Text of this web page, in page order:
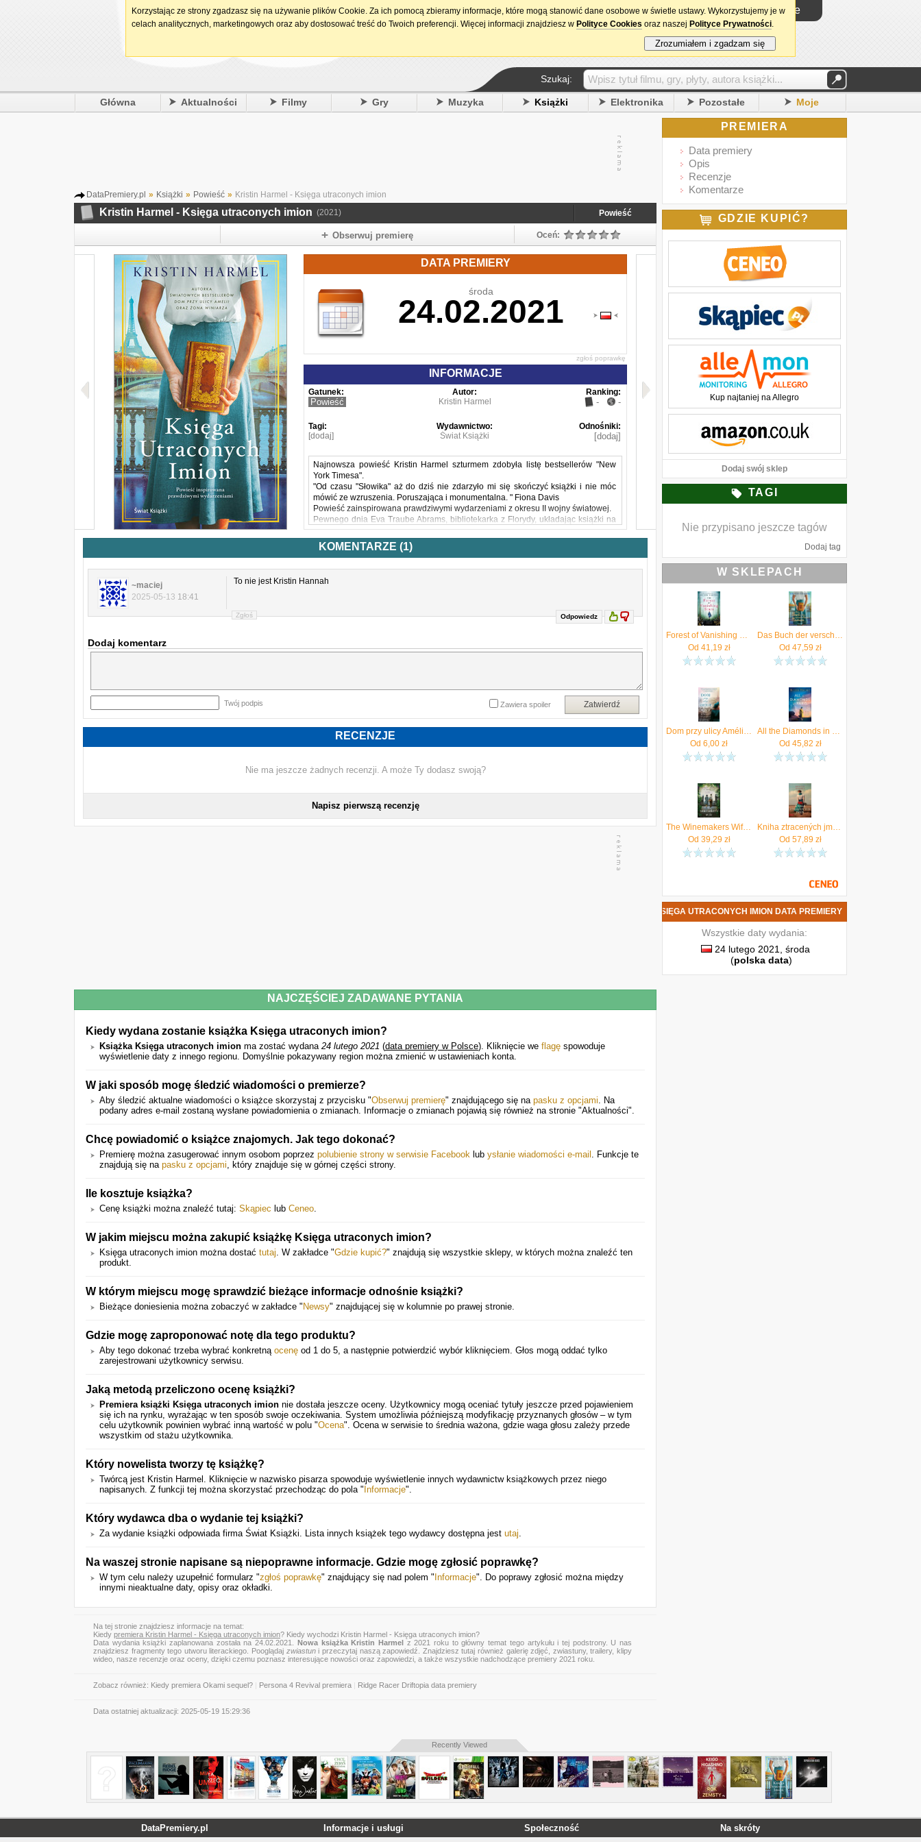
15. urodziny DataPremiery.pl Logowanie
Szukaj:
Główna Aktualności Filmy Gry Muzyka Książki Elektronika Pozostałe Moje
DataPremiery.pl » Książki » Powieść » Kristin Harmel - Księga utraconych imion
Kristin Harmel - Księga utraconych imion (2021) Powieść
Obserwuj premierę Oceń:
DATA PREMIERY
środa
24.02.2021
zgłoś poprawkę
INFORMACJE
Gatunek:
Powieść
Autor:
Kristin Harmel
Ranking:
- -
Tagi:
[dodaj]
Wydawnictwo:
Świat Książki
Odnośniki:
[dodaj]
Najnowsza powieść Kristin Harmel szturmem zdobyła listę bestsellerów "New
York Timesa".
"Od czasu "Słowika" aż do dziś nie zdarzyło mi się skończyć książki i nie móc
mówić ze wzruszenia. Poruszająca i monumentalna. " Fiona Davis
Powieść zainspirowana prawdziwymi wydarzeniami z okresu II wojny światowej.
Pewnego dnia Eva Traube Abrams, bibliotekarka z Florydy, układając książki na
półkach zauważa w gazecie niezwykłe zdjęcie. Zamiera... zdjęcie przedstawia
książkę, której nie widziała od 65 lat. To dzieło to "Księga utraconych imion".
Artykuł opowiada o szabrowaniu bibliotek przez nazistów w Europie podczas II
tekst religijny, który ponoć zniknął z Francji w czasie wojny, to niezwykle ciekawy
potrafią go złamać, ani nie wiedzą, skąd się wziął.
KOMENTARZE (1)
~maciej
2025-05-13 18:41
To nie jest Kristin Hannah
Zgłoś Odpowiedz
Dodaj komentarz
Twój podpis Zatwierdź
Zawiera spoiler
RECENZJE
Nie ma jeszcze żadnych recenzji. A może Ty dodasz swoją?
Napisz pierwszą recenzję
NAJCZĘŚCIEJ ZADAWANE PYTANIA
Kiedy wydana zostanie książka Księga utraconych imion?
Książka Księga utraconych imion ma zostać wydana 24 lutego 2021 (data premiery w Polsce). Kliknięcie we flagę spowoduje
wyświetlenie daty z innego regionu. Domyślnie pokazywany region można zmienić w ustawieniach konta.
W jaki sposób mogę śledzić wiadomości o premierze?
Aby śledzić aktualne wiadomości o książce skorzystaj z przycisku "Obserwuj premierę" znajdującego się na pasku z opcjami. Na
podany adres e-mail zostaną wysłane powiadomienia o zmianach. Informacje o zmianach pojawią się również na stronie "Aktualności".
Chcę powiadomić o książce znajomych. Jak tego dokonać?
Premierę można zasugerować innym osobom poprzez polubienie strony w serwisie Facebook lub ysłanie wiadomości e-mail . Funkcje te
znajdują się na pasku z opcjami, który znajduje się w górnej części strony.
Ile kosztuje książka?
Cenę książki można znaleźć tutaj: Skąpiec lub Ceneo.
W jakim miejscu można zakupić książkę Księga utraconych imion?
Księga utraconych imion można dostać tutaj. W zakładce "Gdzie kupić?" znajdują się wszystkie sklepy, w których można znaleźć ten
produkt.
W którym miejscu mogę sprawdzić bieżące informacje odnośnie książki?
Bieżące doniesienia można zobaczyć w zakładce " Newsy" znajdującej się w kolumnie po prawej stronie.
Gdzie mogę zaproponować notę dla tego produktu?
Aby tego dokonać trzeba wybrać konkretną ocenę od 1 do 5, a następnie potwierdzić wybór kliknięciem. Głos mogą oddać tylko
zarejestrowani użytkownicy serwisu.
Jaką metodą przeliczono ocenę książki?
Premiera książki Księga utraconych imion nie dostała jeszcze oceny. Użytkownicy mogą oceniać tytuły jeszcze przed pojawieniem
się ich na rynku, wyrażając w ten sposób swoje oczekiwania. System umożliwia późniejszą modyfikację przyznanych głosów – w tym
celu użytkownik powinien wybrać inną wartość w polu "Ocena". Ocena w serwisie to średnia ważona, gdzie waga głosu zależy przede
wszystkim od stażu użytkownika.
Który nowelista tworzy tę książkę?
Twórcą jest Kristin Harmel. Kliknięcie w nazwisko pisarza spowoduje wyświetlenie innych wydawnictw książkowych przez niego
napisanych. Z funkcji tej można skorzystać przechodząc do pola " Informacje".
Który wydawca dba o wydanie tej książki?
Za wydanie książki odpowiada firma Świat Książki. Lista innych książek tego wydawcy dostępna jest utaj.
Na waszej stronie napisane są niepoprawne informacje. Gdzie mogę zgłosić poprawkę?
W tym celu należy uzupełnić formularz "zgłoś poprawkę" znajdujący się nad polem " Informacje". Do poprawy zgłosić można między
innymi nieaktualne daty, opisy oraz okładki.
Na tej stronie znajdziesz informacje na temat:
Kiedy premiera Kristin Harmel - Księga utraconych imion? Kiedy wychodzi Kristin Harmel - Księga utraconych imion?
Data wydania książki zaplanowana została na 24.02.2021. Nowa książka Kristin Harmelz 2021 roku to główny temat tego artykułu i tej podstrony. U nas
znajdziesz fragmenty tego utworu literackiego. Pooglądaj zwiastuni przeczytaj naszą zapowiedź. Znajdziesz tutaj również galerię zdjęć, zwiastuny, trailery, klipy
wideo, nasze recenzje oraz oceny, dzięki czemu poznasz interesujące nowości oraz zapowiedzi, a także wszystkie nadchodzące premiery 2021 roku.
Zobacz również: Kiedy premiera Okami sequel? Persona 4 Revival premiera Ridge Racer Driftopia data premiery
Data ostatniej aktualizacji: 2025-05-19 15:29:36
PREMIERA
Data premiery
Opis
Recenzje
Komentarze
GDZIE KUPIĆ?
Kup najtaniej na Allegro
Dodaj swój sklep
TAGI
Nie przypisano jeszcze tagów
Dodaj tag
W SKLEPACH
Forest of Vanishing Stars
Od 41,19 zł
Das Buch der verschollenen Namen
Od 47,59 zł
Dom przy ulicy Amélie (wydanie pocketowe) Świat Książki
Od 6,00 zł
All the Diamonds in Paris
Od 45,82 zł
The Winemakers Wife: An internationally bestsellin
Od 39,29 zł
Kniha ztracených jmen Kristin Harmel
Od 57,89 zł
NOWA KSIĄŻKA KRISTIN HARMEL - KSIĘGA UTRACONYCH IMION DATA PREMIERY
Wszystkie daty wydania:
24 lutego 2021, środa
(polska data)
Recently Viewed
DataPremiery.pl Informacje i usługi Społeczność Na skróty
Korzystając ze strony zgadzasz się na używanie plików Cookie. Za ich pomocą zbieramy informacje, które mogą stanowić dane osobowe w świetle ustawy. Wykorzystujemy je w
celach analitycznych, marketingowych oraz aby dostosować treść do Twoich preferencji. Więcej informacji znajdziesz w Polityce Cookies oraz naszej Polityce Prywatności.
Zrozumiałem i zgadzam się